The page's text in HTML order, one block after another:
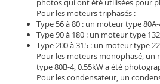
photos qui ont été utilisées pour
Pour les moteurs triphasés :
Type 56 à 80 : un moteur type
Type 90 à 180 : un moteur type
Type 200 à 315 : un moteur type
Pour les moteurs monophasé,
type 80B-4, 0.55kW a été
Pour les condensateur, un